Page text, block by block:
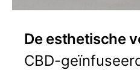
De esthetische
CBD-